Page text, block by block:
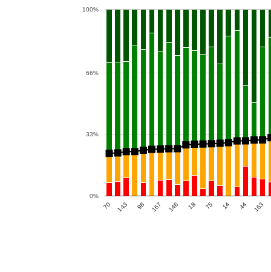
70 143 98 167 146 18 75 14 44 163
0%
33%
66%
100%